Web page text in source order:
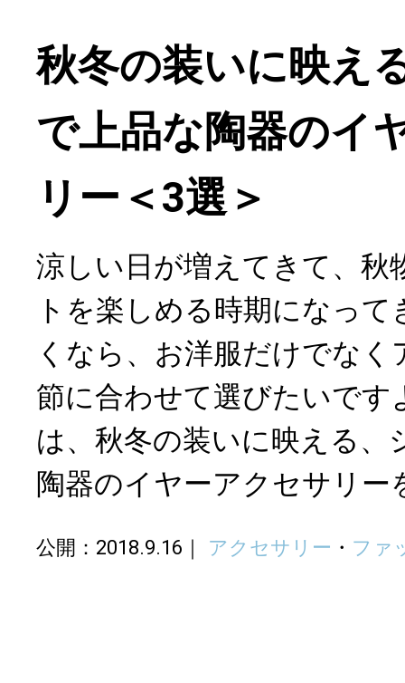
秋冬の装いに映え
で上品な陶器のイ
リー＜3選＞
涼しい日が増えてきて、秋
トを楽しめる時期になっ
くなら、お洋服だけでな
節に合わせて選びたいです
は、秋冬の装いに映える、
陶器のイヤーアクセサリー
公開：2018.9.16 アクセサリー ・ ファ